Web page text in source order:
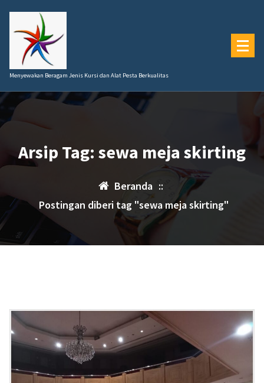
konten
Menyewakan Beragam Jenis Kursi dan Alat Pesta Berkualitas
Arsip Tag: sewa meja skirting
Beranda ::
Postingan diberi tag "sewa meja skirting"